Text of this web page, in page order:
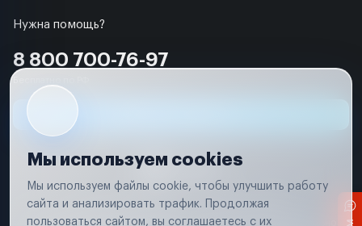
Нужна помощь?
8 800 700-76-97
Условия использования
Удаление аккаунта
Вся информация, представленная на сайте, носит исключительно
Мы используем cookies
Мы используем файлы cookie, чтобы улучшить работу
сайта и анализировать трафик. Продолжая
пользоваться сайтом, вы соглашаетесь с их